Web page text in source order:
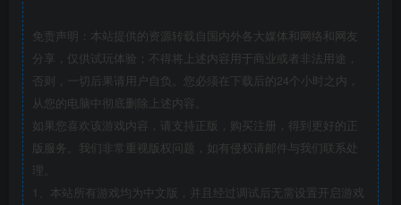
免责声明：本站提供的资源转载自国内外各大媒体和网络和网友
分享，仅供试玩体验；不得将上述内容用于商业或者非法用途，
否则，一切后果请用户自负。您必须在下载后的24个小时之内，
从您的电脑中彻底删除上述内容。
如果您喜欢该游戏内容，请支持正版，购买注册，得到更好的正
版服务。我们非常重视版权问题，如有侵权请邮件与我们联系处
理。
1、本站所有游戏均为中文版，并且经过调试后无需设置开启游戏